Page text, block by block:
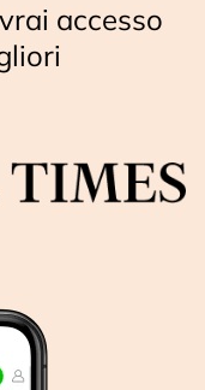
accesso